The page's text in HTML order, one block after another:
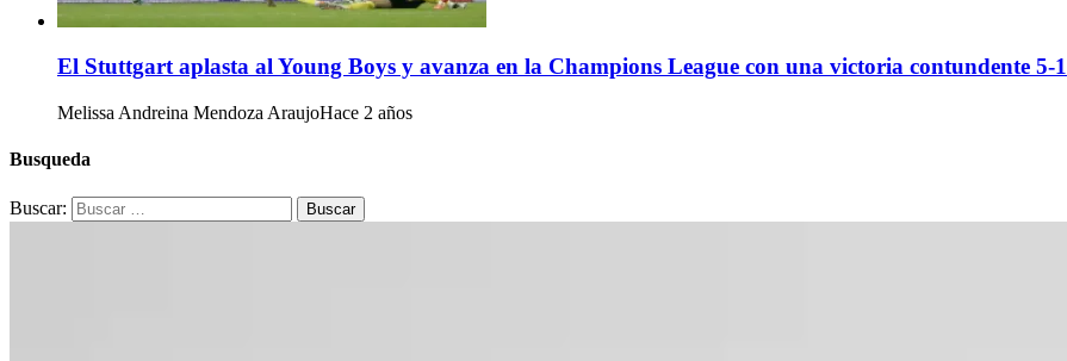
El Stuttgart aplasta al Young Boys y avanza en la Champions League con una victoria contundente 5-1
Melissa Andreina Mendoza AraujoHace 2 años
Busqueda
Buscar: